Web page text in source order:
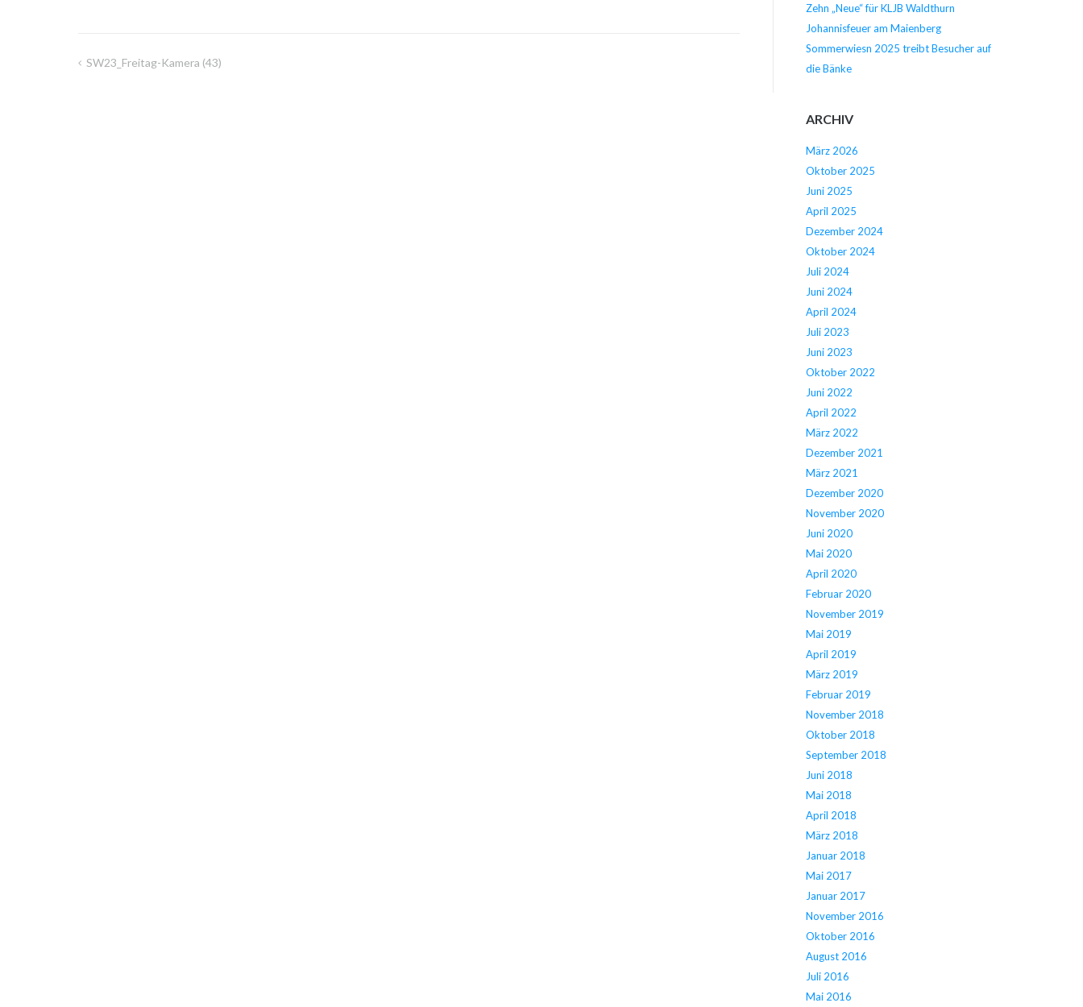
Beitragsnavigation
SW23_Freitag-Kamera (43)
Zehn „Neue“ für KLJB Waldthurn
Johannisfeuer am Maienberg
Sommerwiesn 2025 treibt Besucher auf
die Bänke
ARCHIV
März 2026
Oktober 2025
Juni 2025
April 2025
Dezember 2024
Oktober 2024
Juli 2024
Juni 2024
April 2024
Juli 2023
Juni 2023
Oktober 2022
Juni 2022
April 2022
März 2022
Dezember 2021
März 2021
Dezember 2020
November 2020
Juni 2020
Mai 2020
April 2020
Februar 2020
November 2019
Mai 2019
April 2019
März 2019
Februar 2019
November 2018
Oktober 2018
September 2018
Juni 2018
Mai 2018
April 2018
März 2018
Januar 2018
Mai 2017
Januar 2017
November 2016
Oktober 2016
August 2016
Juli 2016
Mai 2016